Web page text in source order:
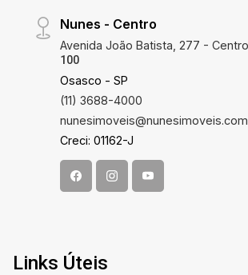
Nunes - Centro
Avenida João Batista, 277 -
100
Osasco - SP
(11) 3688-4000
Creci: 01162-J
Links Úteis